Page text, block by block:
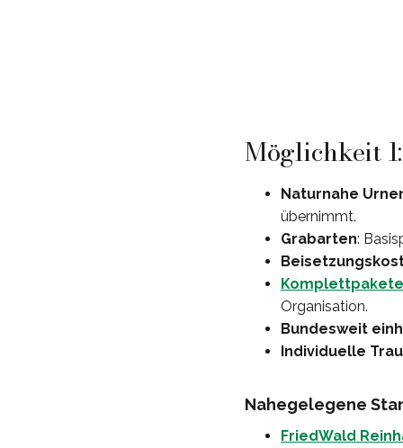
Möglichkeit
Naturnahe
übernimmt.
Grabarten:
Komplettpakete
Organisation.
Bundesweit
Individuelle
Nahegelegene
FriedWald